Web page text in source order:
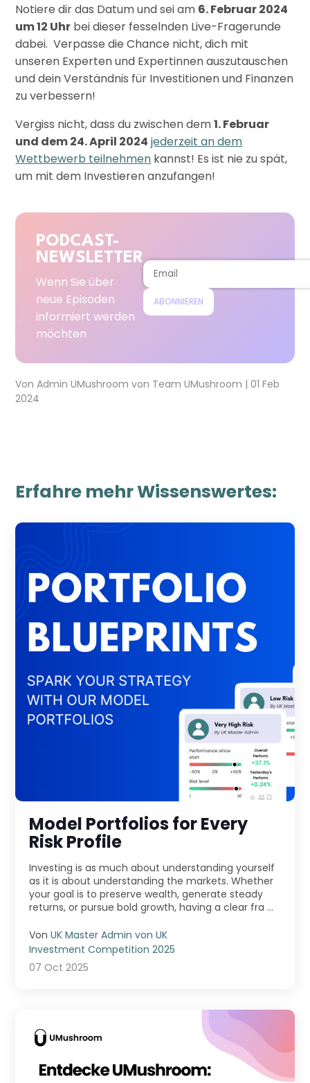
Notiere dir das Datum und sei am 6. Februar 2024
um 12 Uhr bei dieser fesselnden Live-Fragerunde
dabei. Verpasse die Chance nicht, dich mit
unseren Experten und Expertinnen auszutauschen
und dein Verständnis für Investitionen und Finanzen
zu verbessern!
Vergiss nicht, dass du zwischen dem1. Februar
und dem 24. April 2024 jederzeit an dem
Wettbewerb teilnehmen kannst! Es ist nie zu spät,
um mit dem Investieren anzufangen!
PODCAST-
NEWSLETTER
Wenn Sie über
neue Episoden
informiert werden
möchten
ABONNIEREN
VonAdmin UMushroomvon Team UMushroom |01 Feb
2024
Erfahre mehr Wissenswertes:
Model Portfolios for Every
Risk Profile
Investing is as much about understanding yourself
as it is about understanding the markets. Whether
your goal is to preserve wealth, generate steady
returns, or pursue bold growth, having a clear fra ...
VonUK Master Admin von UK
Investment Competition 2025
07 Oct 2025